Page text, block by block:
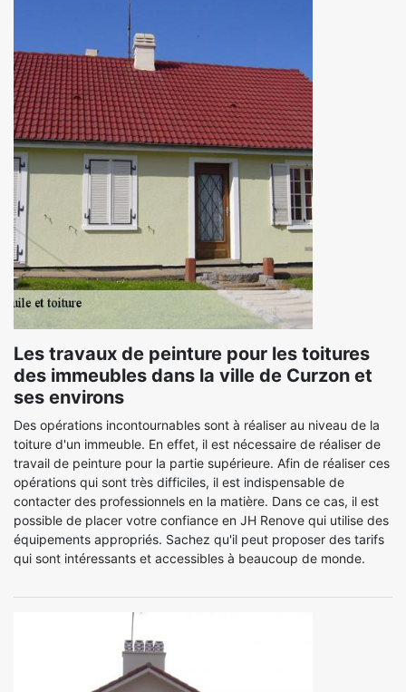
Les travaux de peinture pour les toitures
des immeubles dans la ville de Curzon et
ses environs
Des opérations incontournables sont à réaliser au niveau de la
toiture d'un immeuble. En effet, il est nécessaire de réaliser de
travail de peinture pour la partie supérieure. Afin de réaliser ces
opérations qui sont très difficiles, il est indispensable de
contacter des professionnels en la matière. Dans ce cas, il est
possible de placer votre confiance en JH Renove qui utilise des
équipements appropriés. Sachez qu'il peut proposer des tarifs
qui sont intéressants et accessibles à beaucoup de monde.